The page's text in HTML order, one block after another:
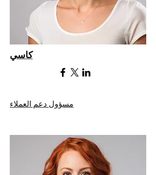
كاسي
مسؤول دعم العملاء